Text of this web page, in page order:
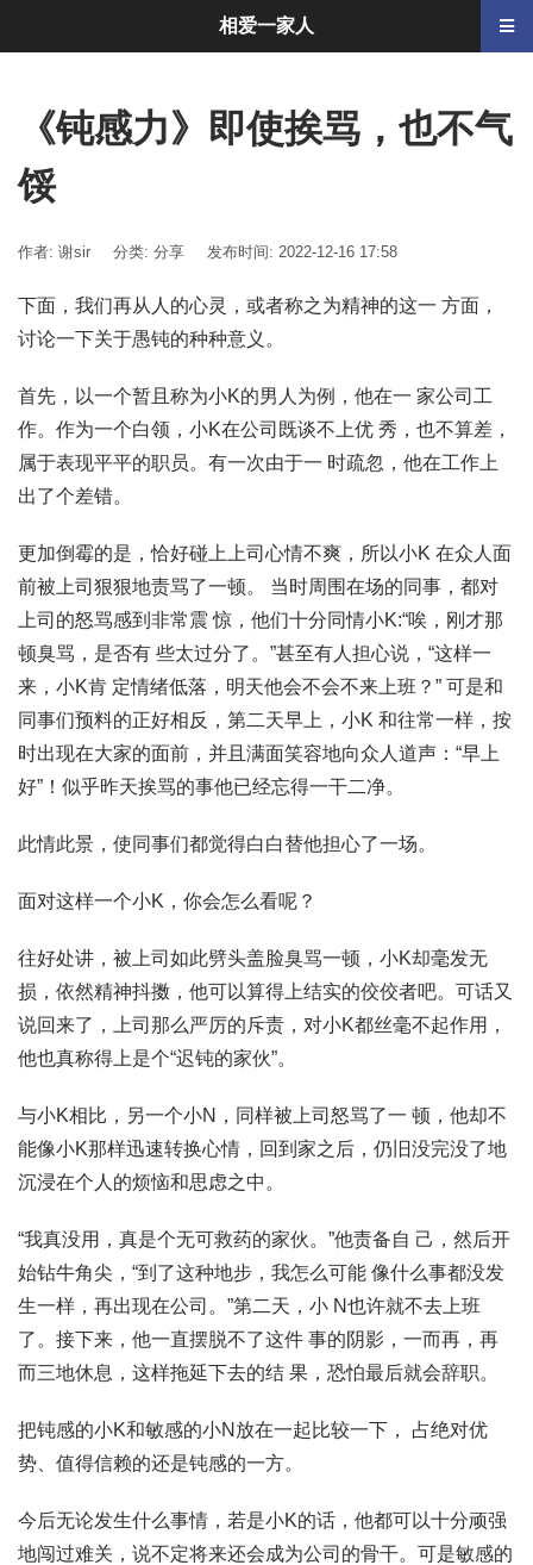
《钝感力》即使挨骂，也不气
馁
作者: 谢sir 分类: 分享 发布时间: 2022-12-16 17:58
下面，我们再从人的心灵，或者称之为精神的这一 方面，
讨论一下关于愚钝的种种意义。
首先，以一个暂且称为小K的男人为例，他在一 家公司工
作。作为一个白领，小K在公司既谈不上优 秀，也不算差，
属于表现平平的职员。有一次由于一 时疏忽，他在工作上
出了个差错。
更加倒霉的是，恰好碰上上司心情不爽，所以小K 在众人面
前被上司狠狠地责骂了一顿。 当时周围在场的同事，都对
上司的怒骂感到非常震 惊，他们十分同情小K:“唉，刚才那
顿臭骂，是否有 些太过分了。”甚至有人担心说，“这样一
来，小K肯 定情绪低落，明天他会不会不来上班？” 可是和
同事们预料的正好相反，第二天早上，小K 和往常一样，按
时出现在大家的面前，并且满面笑容地向众人道声：“早上
好”！似乎昨天挨骂的事他已经忘得一干二净。
此情此景，使同事们都觉得白白替他担心了一场。
面对这样一个小K，你会怎么看呢？
往好处讲，被上司如此劈头盖脸臭骂一顿，小K却毫发无
损，依然精神抖擞，他可以算得上结实的佼佼者吧。可话又
说回来了，上司那么严厉的斥责，对小K都丝毫不起作用，
他也真称得上是个“迟钝的家伙”。
与小K相比，另一个小N，同样被上司怒骂了一 顿，他却不
能像小K那样迅速转换心情，回到家之后，仍旧没完没了地
沉浸在个人的烦恼和思虑之中。
“我真没用，真是个无可救药的家伙。”他责备自 己，然后开
始钻牛角尖，“到了这种地步，我怎么可能 像什么事都没发
生一样，再出现在公司。”第二天，小 N也许就不去上班
了。接下来，他一直摆脱不了这件 事的阴影，一而再，再
而三地休息，这样拖延下去的结 果，恐怕最后就会辞职。
把钝感的小K和敏感的小N放在一起比较一下， 占绝对优
势、值得信赖的还是钝感的一方。
今后无论发生什么事情，若是小K的话，他都可以十分顽强
地闯过难关，说不定将来还会成为公司的骨干。可是敏感的
相爱一家人